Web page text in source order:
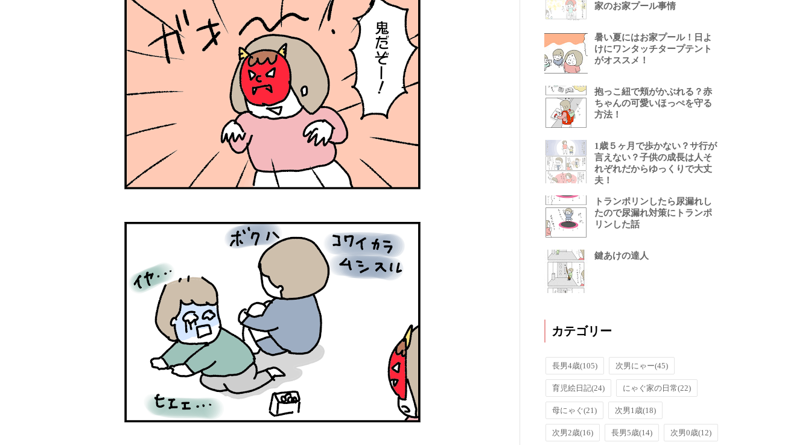
家のお家プール事情
暑い夏にはお家プール！日よ
けにワンタッチタープテント
がオススメ！
抱っこ紐で頬がかぶれる？赤
ちゃんの可愛いほっぺを守る
方法！
1歳５ヶ月で歩かない？サ行が
言えない？子供の成長は人そ
れぞれだからゆっくりで大丈
夫！
トランポリンしたら尿漏れし
たので尿漏れ対策にトランポ
リンした話
鍵あけの達人
カテゴリー
長男4歳(105) 次男にゃー(45)
育児絵日記(24) にゃぐ家の日常(22)
母にゃぐ(21) 次男1歳(18)
次男2歳(16) 長男5歳(14) 次男0歳(12)